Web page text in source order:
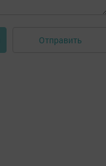
Отправить